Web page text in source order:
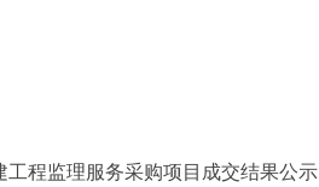
程监理服务采购项目成交结果公示